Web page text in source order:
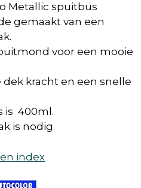
Metallic spuitbus
gemaakt van een
voor een mooie
kracht en een snelle
is 400ml.
is nodig.
index